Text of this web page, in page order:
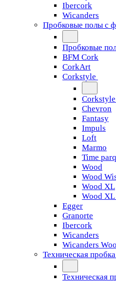
Ibercork
Wicanders
Пробковые полы с
Пробковые
BFM Cork
CorkArt
Corkstyle
Corkstyle
Chevron
Fantasy
Impuls
Loft
Marmo
Time
Wood
Wood
Wood XL
Wood
Egger
Granorte
Ibercork
Wicanders
Wicanders
Техническая пробка
Техническая